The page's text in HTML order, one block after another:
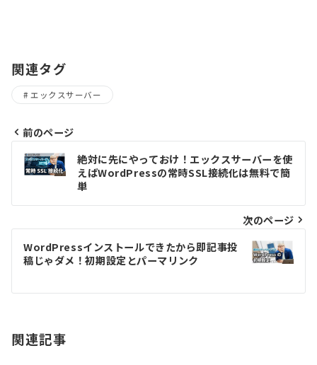
関連タグ
エックスサーバー
投
稿
ナ
ビ
ゲ
ー
ョ
前のページ
絶対に先にやっておけ！エックスサーバーを使
えばWordPressの常時SSL接続化は無料で簡
単
次のページ
WordPressインストールできたから即記事投
稿じゃダメ！初期設定とパーマリンク
関連記事